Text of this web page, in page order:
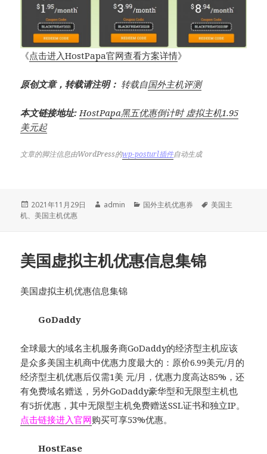
《点击进入HostPapa官网查看方案详情》
原创文章，转载请注明： 转载自国外主机评测
本文链接地址: HostPapa黑五优惠倒计时 虚拟主机1.95
美元起
文章的脚注信息由WordPress的wp-posturl插件自动生成
发
布
2021年11月29日
作
admin
分
国外主机优惠券
标
美国主
机、美国主机优惠
美国虚拟主机优惠信息集锦
美国虚拟主机优惠信息集锦
GoDaddy
全球最大的域名主机服务商GoDaddy的经济型主机应该
是众多美国主机商中优惠力度最大的：原价6.99美元/月的
经济型主机优惠后仅需1美 元/月，优惠力度高达85%，还
有免费域名赠送，另外GoDaddy豪华型和无限型主机也
有5折优惠，其中无限型主机免费赠送SSL证书和独立IP。
点击链接进入官网购买可享53%优惠。
HostEase